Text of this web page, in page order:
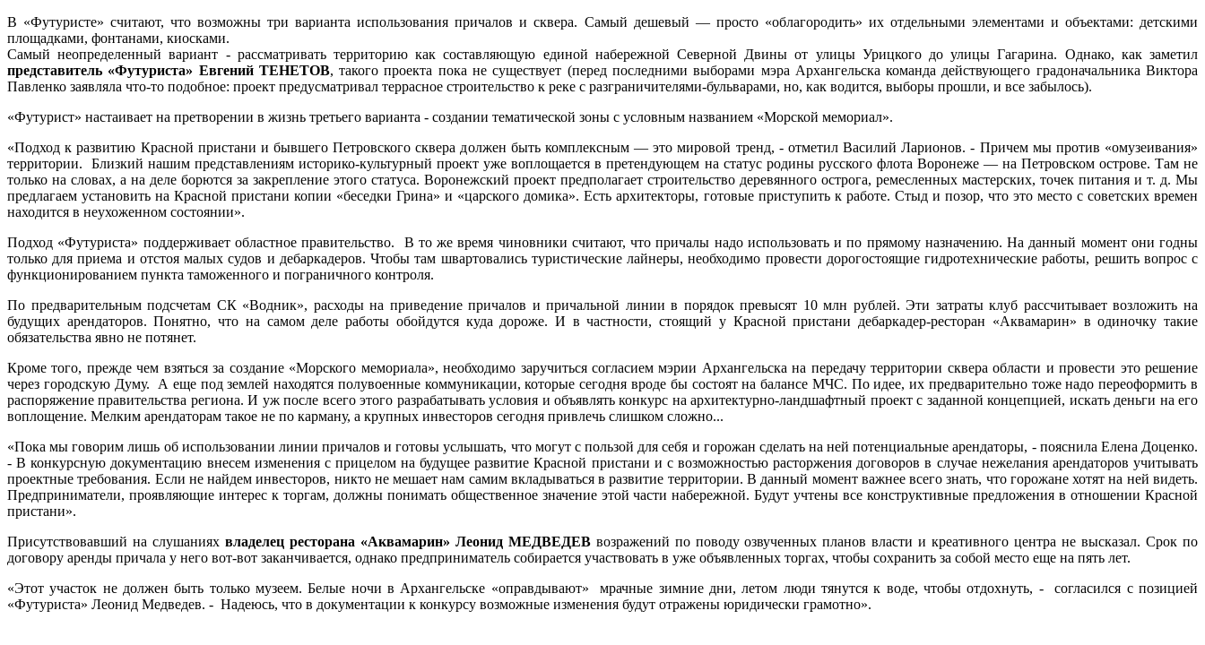
В «Футуристе» считают, что возможны три варианта использования причалов и сквера. Самый дешевый — просто «облагородить» их отдельными элементами и объектами: детскими
площадками, фонтанами, киосками.
Самый неопределенный вариант - рассматривать территорию как составляющую единой набережной Северной Двины от улицы Урицкого до улицы Гагарина. Однако, как заметил
представитель «Футуриста» Евгений ТЕНЕТОВ, такого проекта пока не существует (перед последними выборами мэра Архангельска команда действующего градоначальника Виктора
Павленко заявляла что-то подобное: проект предусматривал террасное строительство к реке с разграничителями-бульварами, но, как водится, выборы прошли, и все забылось).
«Футурист» настаивает на претворении в жизнь третьего варианта - создании тематической зоны с условным названием «Морской мемориал».
«Подход к развитию Красной пристани и бывшего Петровского сквера должен быть комплексным — это мировой тренд, - отметил Василий Ларионов. - Причем мы против «омузеивания»
территории. Близкий нашим представлениям историко-культурный проект уже воплощается в претендующем на статус родины русского флота Воронеже — на Петровском острове. Там не
только на словах, а на деле борются за закрепление этого статуса. Воронежский проект предполагает строительство деревянного острога, ремесленных мастерских, точек питания и т. д. Мы
предлагаем установить на Красной пристани копии «беседки Грина» и «царского домика». Есть архитекторы, готовые приступить к работе. Стыд и позор, что это место с советских времен
находится в неухоженном состоянии».
Подход «Футуриста» поддерживает областное правительство. В то же время чиновники считают, что причалы надо использовать и по прямому назначению. На данный момент они годны
только для приема и отстоя малых судов и дебаркадеров. Чтобы там швартовались туристические лайнеры, необходимо провести дорогостоящие гидротехнические работы, решить вопрос с
функционированием пункта таможенного и пограничного контроля.
По предварительным подсчетам СК «Водник», расходы на приведение причалов и причальной линии в порядок превысят 10 млн рублей. Эти затраты клуб рассчитывает возложить на
будущих арендаторов. Понятно, что на самом деле работы обойдутся куда дороже. И в частности, стоящий у Красной пристани дебаркадер-ресторан «Аквамарин» в одиночку такие
обязательства явно не потянет.
Кроме того, прежде чем взяться за создание «Морского мемориала», необходимо заручиться согласием мэрии Архангельска на передачу территории сквера области и провести это решение
через городскую Думу. А еще под землей находятся полувоенные коммуникации, которые сегодня вроде бы состоят на балансе МЧС. По идее, их предварительно тоже надо переоформить в
распоряжение правительства региона. И уж после всего этого разрабатывать условия и объявлять конкурс на архитектурно-ландшафтный проект с заданной концепцией, искать деньги на его
воплощение. Мелким арендаторам такое не по карману, а крупных инвесторов сегодня привлечь слишком сложно...
«Пока мы говорим лишь об использовании линии причалов и готовы услышать, что могут с пользой для себя и горожан сделать на ней потенциальные арендаторы, - пояснила Елена Доценко.
- В конкурсную документацию внесем изменения с прицелом на будущее развитие Красной пристани и с возможностью расторжения договоров в случае нежелания арендаторов учитывать
проектные требования. Если не найдем инвесторов, никто не мешает нам самим вкладываться в развитие территории. В данный момент важнее всего знать, что горожане хотят на ней видеть.
Предприниматели, проявляющие интерес к торгам, должны понимать общественное значение этой части набережной. Будут учтены все конструктивные предложения в отношении Красной
пристани».
Присутствовавший на слушаниях владелец ресторана «Аквамарин» Леонид МЕДВЕДЕВвозражений по поводу озвученных планов власти и креативного центра не высказал. Срок по
договору аренды причала у него вот-вот заканчивается, однако предприниматель cобирается участвовать в уже объявленных торгах, чтобы сохранить за собой место еще на пять лет.
«Этот участок не должен быть только музеем. Белые ночи в Архангельске «оправдывают» мрачные зимние дни, летом люди тянутся к воде, чтобы отдохнуть, - согласился с позицией
«Футуриста» Леонид Медведев. - Надеюсь, что в документации к конкурсу возможные изменения будут отражены юридически грамотно».